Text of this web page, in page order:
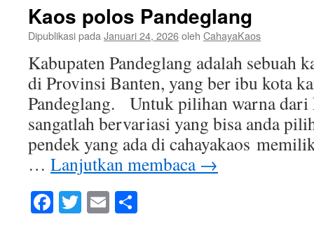
Kaos polos Pandeglang
Dipublikasi pada Januari 24, 2026oleh CahayaKaos
Kabupaten Pandeglang adalah sebuah
di Provinsi Banten, yang ber ibu kota
Pandeglang. Untuk pilihan warna dari
sangatlah bervariasi yang bisa anda
pendek yang ada di cahayakaos
… Lanjutkan membaca →
Facebook
Twitter
Email